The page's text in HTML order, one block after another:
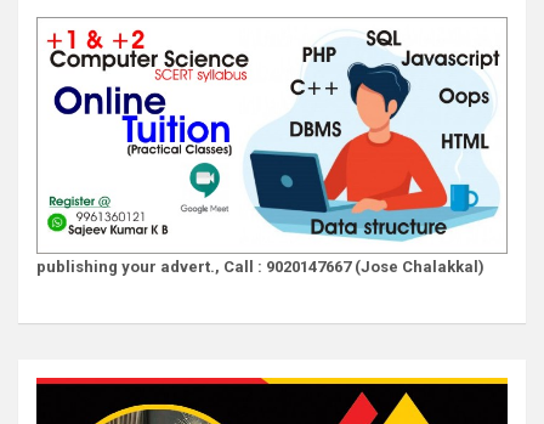
publishing your advert., Call : 9020147667 (Jose Chalakkal)